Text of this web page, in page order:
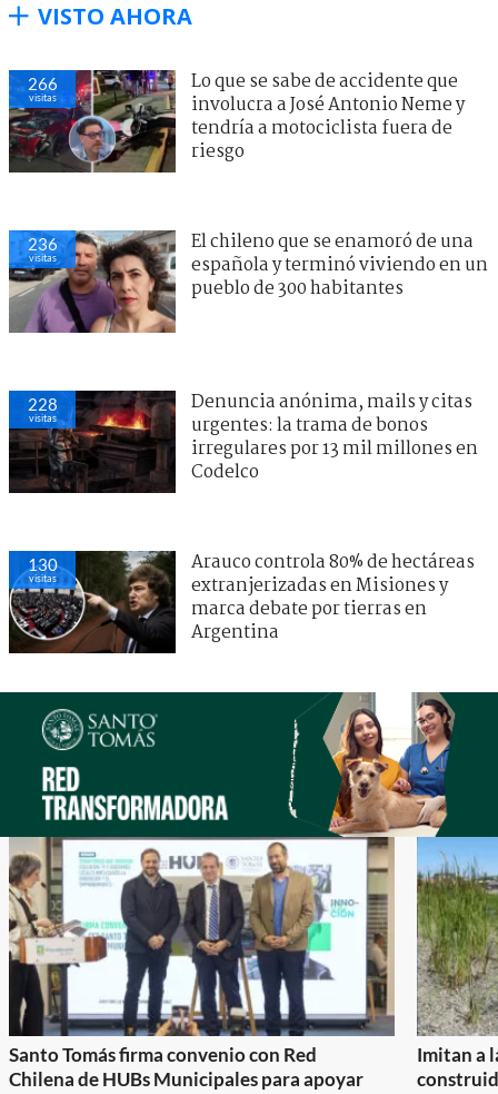
VISTO AHORA
266
visitas
Lo que se sabe de accidente que
involucra a José Antonio Neme y
tendría a motociclista fuera de
riesgo
236
visitas
El chileno que se enamoró de una
española y terminó viviendo en un
pueblo de 300 habitantes
228
visitas
Denuncia anónima, mails y citas
urgentes: la trama de bonos
irregulares por 13 mil millones en
Codelco
130
visitas
Arauco controla 80% de hectáreas
extranjerizadas en Misiones y
marca debate por tierras en
Argentina
Santo Tomás firma convenio con Red
Chilena de HUBs Municipales para apoyar
Imitan a